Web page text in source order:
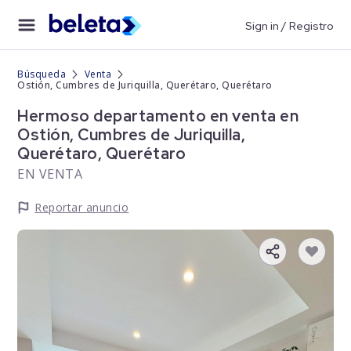
Sign in / Registro
Búsqueda
Venta
Ostión, Cumbres de Juriquilla, Querétaro, Querétaro
Hermoso departamento en venta en
Ostión, Cumbres de Juriquilla,
Querétaro, Querétaro
EN VENTA
Reportar anuncio